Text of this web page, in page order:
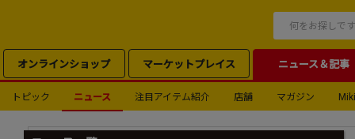
オンラインショップ マーケットプレイス ニュース＆記事
トピック ニュース 注目アイテム紹介 店舗 マガジン